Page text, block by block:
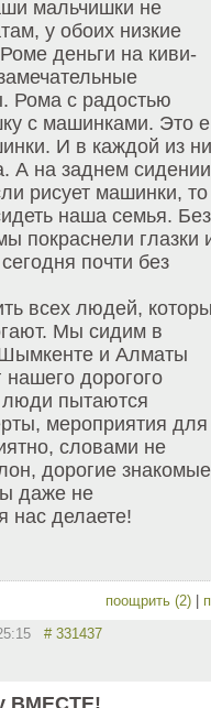
мальчишки не
у обоих низкие
деньги на киви-
Рома с радостью
с машинками. Это
И в каждой из
А на заднем сидении
рисует машинки,
наша семья. Без
покраснели глазки
почти без
всех людей,
Мы сидим в
и Алматы
нашего дорогого
пытаются
мероприятия для
словами не
дорогие
даже не
нас делаете!
поощрить (2) |
# 331437
ВМЕСТЕ!